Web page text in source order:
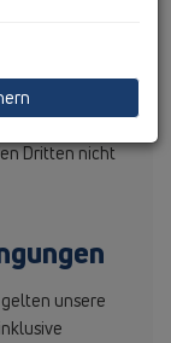
wir uns die
Dritten nicht
unsere